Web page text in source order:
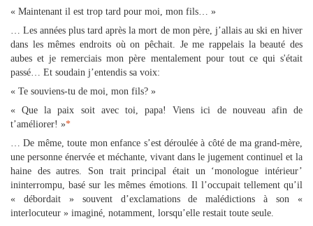
« Maintenant il est trop tard pour moi, mon fils… »
… Les années plus tard après la mort de mon père, j’allais au ski en hiver
dans les mêmes endroits où on pêchait. Je me rappelais la beauté des
aubes et je remerciais mon père mentalement pour tout ce qui s'était
passé… Et soudain j’entendis sa voix:
« Te souviens-tu de moi, mon fils? »
« Que la paix soit avec toi, papa! Viens ici de nouveau afin de
t’améliorer! »*
… De même, toute mon enfance s’est déroulée à côté de ma grand-mère,
une personne énervée et méchante, vivant dans le jugement continuel et la
haine des autres. Son trait principal était un ‘monologue intérieur’
ininterrompu, basé sur les mêmes émotions. Il l’occupait tellement qu’il
« débordait » souvent d’exclamations de malédictions à son «
interlocuteur » imaginé, notamment, lorsqu’elle restait toute seule.